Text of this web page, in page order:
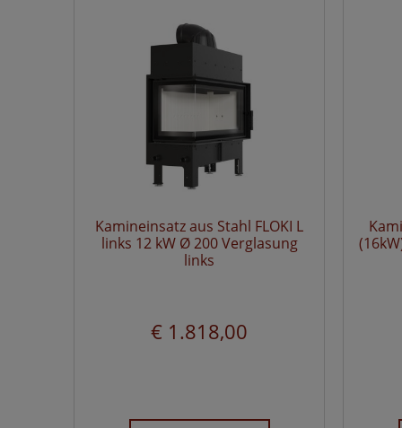
Kamineinsatz aus Stahl FLOKI L
links 12 kW Ø 200 Verglasung
links
€ 1.818,00